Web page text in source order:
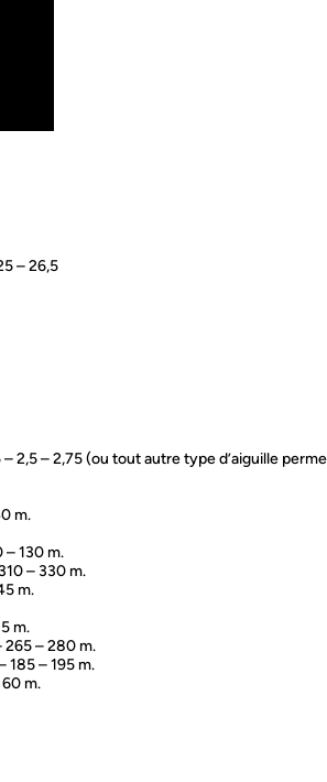
– 26,5
2,5 – 2,75 (ou tout autre type d’aiguille
m.
– 130 m.
– 330 m.
m.
m.
265 – 280 m.
185 – 195 m.
m.